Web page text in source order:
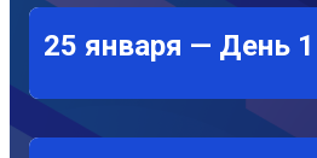
25 января — День 1